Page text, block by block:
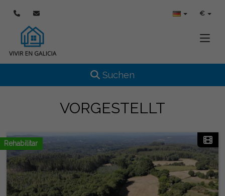
€
Toggle navigation
Suchen
VORGESTELLT
Rehabilitar